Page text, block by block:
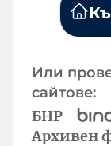
Или
сайтове:
БНР
Архивен